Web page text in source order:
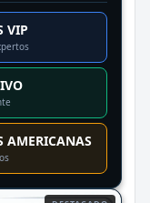
VIP
AMERICANAS